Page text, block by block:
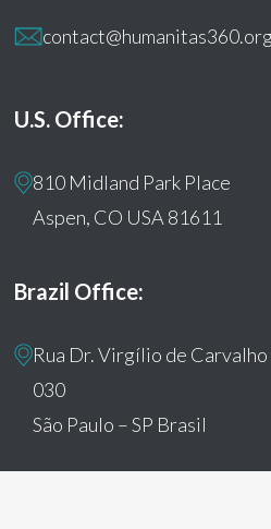
contact@humanitas360.org
U.S. Office:
810 Midland Park Place
Aspen, CO USA 81611
Brazil Office:
Rua Dr. Virgílio de
030
São Paulo – SP Brasil